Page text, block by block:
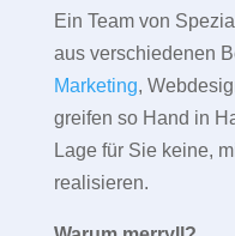
Ein Team von
aus verschiedenen
Marketing,
greifen so Hand in
Lage für Sie keine,
realisieren.